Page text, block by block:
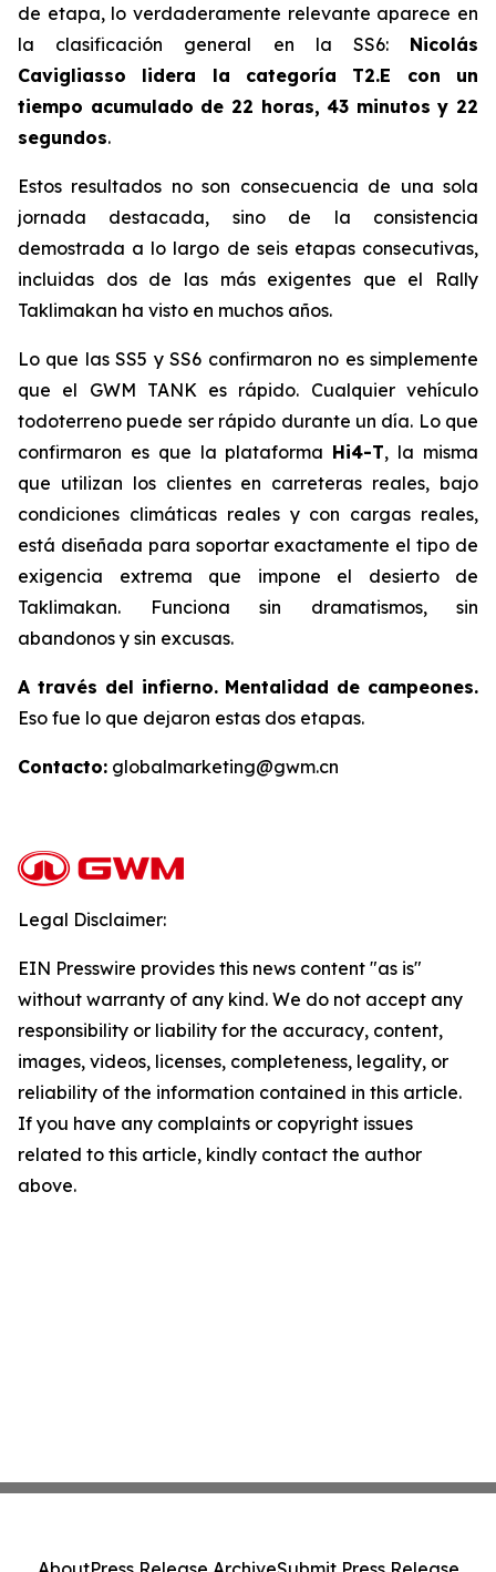
de etapa, lo verdaderamente relevante aparece en
la clasificación general en la SS6: Nicolás
Cavigliasso lidera la categoría T2.E con un
tiempo acumulado de 22 horas, 43 minutos y 22
segundos.
Estos resultados no son consecuencia de una sola
jornada destacada, sino de la consistencia
demostrada a lo largo de seis etapas consecutivas,
incluidas dos de las más exigentes que el Rally
Taklimakan ha visto en muchos años.
Lo que las SS5 y SS6 confirmaron no es simplemente
que el GWM TANK es rápido. Cualquier vehículo
todoterreno puede ser rápido durante un día. Lo que
confirmaron es que la plataforma Hi4-T, la misma
que utilizan los clientes en carreteras reales, bajo
condiciones climáticas reales y con cargas reales,
está diseñada para soportar exactamente el tipo de
exigencia extrema que impone el desierto de
Taklimakan. Funciona sin dramatismos, sin
abandonos y sin excusas.
A través del infierno. Mentalidad de campeones.
Eso fue lo que dejaron estas dos etapas.
Contacto: globalmarketing@gwm.cn
Legal Disclaimer:
EIN Presswire provides this news content "as is"
without warranty of any kind. We do not accept any
responsibility or liability for the accuracy, content,
images, videos, licenses, completeness, legality, or
reliability of the information contained in this article.
If you have any complaints or copyright issues
related to this article, kindly contact the author
above.